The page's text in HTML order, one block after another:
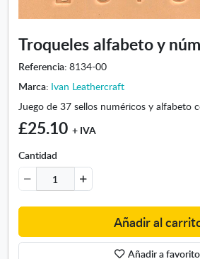
Troqueles alfabeto y
Referencia:8134-00
Marca: Ivan Leathercraft
Juego de 37 sellos numéricos y alfabeto
£25.10 + IVA
Cantidad
Añadir al
Añadir a